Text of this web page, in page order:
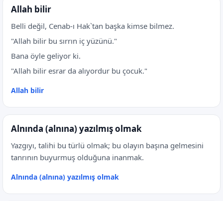
Allah bilir
Belli değil, Cenab-ı Hak`tan başka kimse bilmez.
"Allah bilir bu sırrın iç yüzünü."
Bana öyle geliyor ki.
"Allah bilir esrar da alıyordur bu çocuk."
Allah bilir
Alnında (alnına) yazılmış olmak
Yazgıyı, talihi bu türlü olmak; bu olayın başına gelmesini
tanrının buyurmuş olduğuna inanmak.
Alnında (alnına) yazılmış olmak